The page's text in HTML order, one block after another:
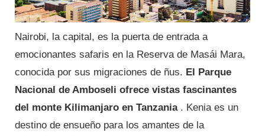
Nairobi, la capital, es la puerta de entrada a
emocionantes safaris en la Reserva de Masái Mara,
conocida por sus migraciones de ñus. El Parque
Nacional de Amboseli ofrece vistas fascinantes
del monte Kilimanjaro en Tanzania. Kenia es un
destino de ensueño para los amantes de la